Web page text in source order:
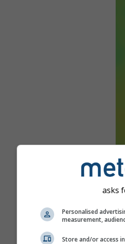
asks
Personalised
measurement,
Store and/or access